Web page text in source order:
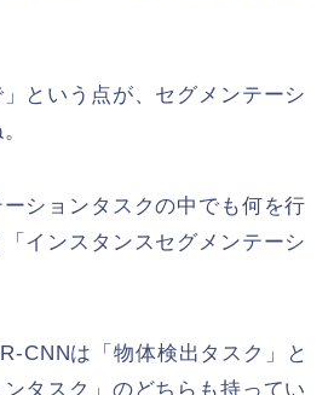
」という点が、セグメンテーシ
ションタスクの中でも何を行
インスタンスセグメンテーシ
CNNは「物体検出タスク」と
ンタスク」のどちらも持ってい